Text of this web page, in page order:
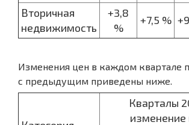
Вторичная
недвижимость
+3,8
%
+7,5 %
Изменения цен в каждом квартале
с предыдущим приведены ниже.
Кварталы
изменение